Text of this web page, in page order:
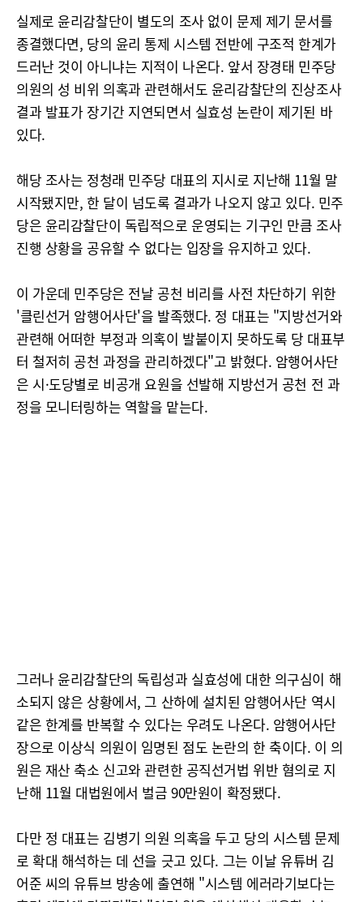
실제로 윤리감찰단이 별도의 조사 없이 문제 제기 문서를
종결했다면, 당의 윤리 통제 시스템 전반에 구조적 한계가
드러난 것이 아니냐는 지적이 나온다. 앞서 장경태 민주당
의원의 성 비위 의혹과 관련해서도 윤리감찰단의 진상조사
결과 발표가 장기간 지연되면서 실효성 논란이 제기된 바
있다.
해당 조사는 정청래 민주당 대표의 지시로 지난해 11월 말
시작됐지만, 한 달이 넘도록 결과가 나오지 않고 있다. 민주
당은 윤리감찰단이 독립적으로 운영되는 기구인 만큼 조사
진행 상황을 공유할 수 없다는 입장을 유지하고 있다.
이 가운데 민주당은 전날 공천 비리를 사전 차단하기 위한
'클린선거 암행어사단'을 발족했다. 정 대표는 "지방선거와
관련해 어떠한 부정과 의혹이 발붙이지 못하도록 당 대표부
터 철저히 공천 과정을 관리하겠다"고 밝혔다. 암행어사단
은 시·도당별로 비공개 요원을 선발해 지방선거 공천 전 과
정을 모니터링하는 역할을 맡는다.
그러나 윤리감찰단의 독립성과 실효성에 대한 의구심이 해
소되지 않은 상황에서, 그 산하에 설치된 암행어사단 역시
같은 한계를 반복할 수 있다는 우려도 나온다. 암행어사단
장으로 이상식 의원이 임명된 점도 논란의 한 축이다. 이 의
원은 재산 축소 신고와 관련한 공직선거법 위반 혐의로 지
난해 11월 대법원에서 벌금 90만원이 확정됐다.
다만 정 대표는 김병기 의원 의혹을 두고 당의 시스템 문제
로 확대 해석하는 데 선을 긋고 있다. 그는 이날 유튜버 김
어준 씨의 유튜브 방송에 출연해 "시스템 에러라기보다는